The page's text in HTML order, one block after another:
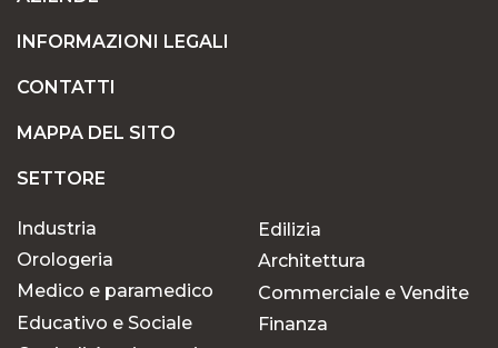
INFORMAZIONI LEGALI
CONTATTI
MAPPA DEL SITO
SETTORE
Industria
Orologeria
Medico e paramedico
Educativo e Sociale
Edilizia
Architettura
Commerciale e Vendite
Finanza